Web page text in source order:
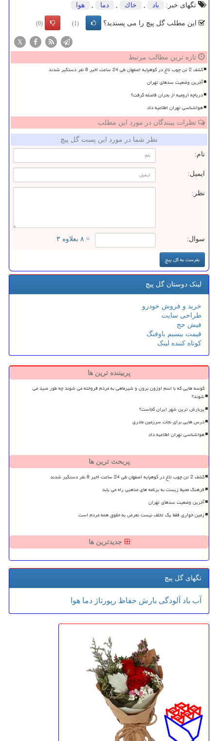
تگهای خبر:
باد , خاك , دما , هوا
این مطلب گل پیچ را می پسندید؟ (1)
(0)
X
تازه ترین مطالب مرتبط
کشف 2 تن چوب تاغ در کوهپایه اصفهان طی 24 ساعت اخیر 8 نفر دستگیر شدند
آخرین وضعیت سدهای تهران
دریاچه ارومیه از بحران فاصله گرفت؟
هواشناسی تهران اطلاعیه داد
نظرات بینندگان در مورد این مطلب
نظر شما در مورد این پست گل پیچ
نام:
ایمیل:
نظر:
سوال: = ۸ بعلاوه ۳
لینک دوستان گل پیچ
خرید و فروش خودرو
طراحی سایت
فیش حج
قیمت بیسیم باوفنگ
کوتاه کننده لینک
پربیننده ترین ها
کوسه هایی که با اسم اوزون برون و شیرماهی به مردم فروخته می شوند چه طور صید می
شوند؟
پربارش ترین شهر ایران کجاست؟
درس هایی برای نجات سرزمین مادری
هواشناسی تهران اطلاعیه داد
پربحث ترین ها
کشف 2 تن چوب تاغ در کوهپایه اصفهان طی 24 ساعت اخیر 8 نفر دستگیر شدند
فرهنگ محیط زیست به برنامه های مذهبی راه می یابد
آخرین وضعیت سدهای تهران
زمین خواری فقط یک تخلف نیست تعرض به حقوق همه مردم است
جدیدترین ها
تگهای گل پیچ
آب باد آلودگی بارش حفاظ رپورتاژ دما هوا